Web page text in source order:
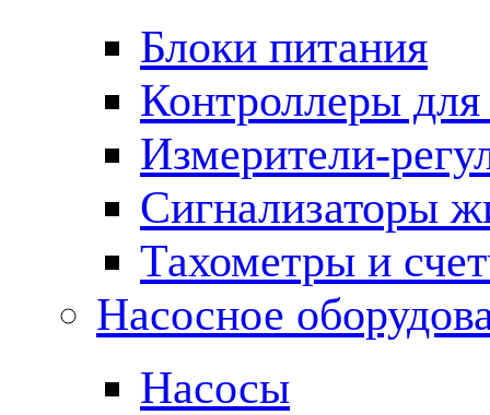
Блоки питания
Контроллеры
Измерители-
Сигнализаторы
Тахометры и
Насосное
Насосы